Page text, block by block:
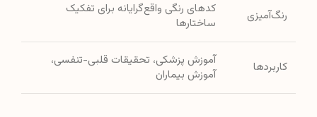
رنگ‌آمیزی
کدهای رنگی واقع‌گرایانه برای تفکیک
ساختارها
کاربردها
آموزش پزشکی، تحقیقات قلبی-تنفسی،
آموزش بیماران